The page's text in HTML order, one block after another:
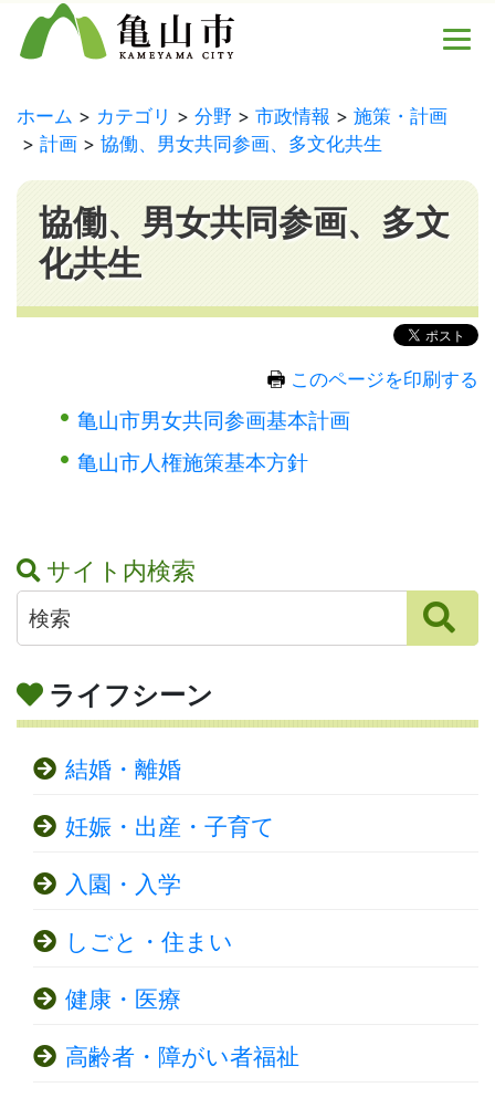
ホーム カテゴリ 分野 市政情報
施策・計画
計画
協働、男女共同参画、多文化共生
協働、男女共同参画、多文
化共生
このページを印刷する
亀山市男女共同参画基本計画
亀山市人権施策基本方針
サイト内検索
ライフシーン
結婚・離婚
妊娠・出産・子育て
入園・入学
しごと・住まい
健康・医療
高齢者・障がい者福祉